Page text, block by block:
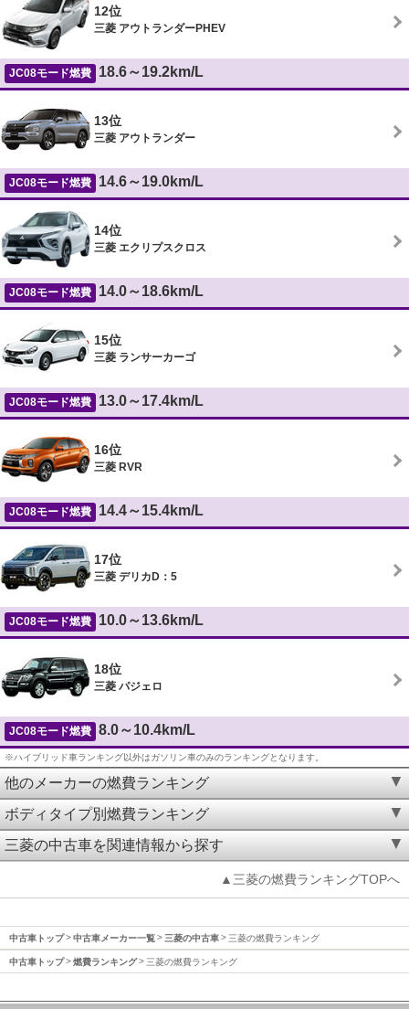
12位
三菱 アウトランダーPHEV
JC08モード燃費 18.6～19.2km/L
13位
三菱 アウトランダー
JC08モード燃費 14.6～19.0km/L
14位
三菱 エクリプスクロス
JC08モード燃費 14.0～18.6km/L
15位
三菱 ランサーカーゴ
JC08モード燃費 13.0～17.4km/L
16位
三菱 RVR
JC08モード燃費 14.4～15.4km/L
17位
三菱 デリカD：5
JC08モード燃費 10.0～13.6km/L
18位
三菱 パジェロ
JC08モード燃費 8.0～10.4km/L
※ハイブリッド車ランキング以外はガソリン車のみのランキングとなります。
他のメーカーの燃費ランキング
ボディタイプ別燃費ランキング
三菱の中古車を関連情報から探す
▲三菱の燃費ランキングTOPへ
中古車トップ 中古車メーカー一覧 三菱の中古車 三菱の燃費ランキング
中古車トップ 燃費ランキング 三菱の燃費ランキング